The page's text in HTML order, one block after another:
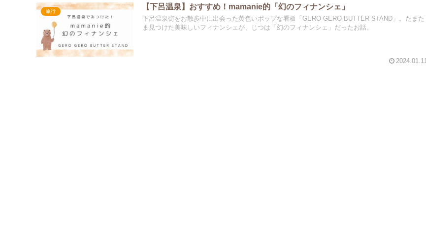
旅行
【下呂温泉】おすすめ！mamanie的「幻のフィナンシェ」
下呂温泉街をお散歩中に出会った黄色いポップな看板「GERO GERO BUTTER STAND」。たまた
ま見つけた美味しいフィナンシェが、じつは「幻のフィナンシェ」だったお話。
2024.01.11